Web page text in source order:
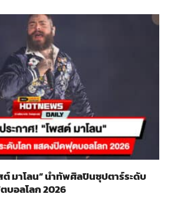
มาโลน” นำทัพศิลปินซุปตาร์ระดับ
บอลโลก 2026